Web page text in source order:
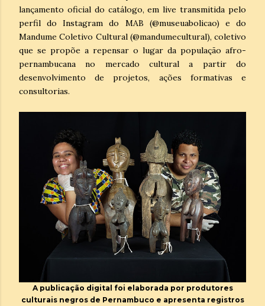
lançamento oficial do catálogo, em live transmitida pelo
perfil do Instagram do MAB (@museuabolicao) e do
Mandume Coletivo Cultural (@mandumecultural), coletivo
que se propõe a repensar o lugar da população afro-
pernambucana no mercado cultural a partir do
desenvolvimento de projetos, ações formativas e
consultorias.
A publicação digital foi elaborada por produtores
culturais negros de Pernambuco e apresenta registros